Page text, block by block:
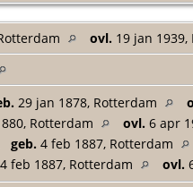
ovl. 19 jan
29 jan 1878, Rotterdam
Rotterdam ovl. 6 apr
geb. 4 feb 1887, Rotterdam
4 feb 1887, Rotterdam ovl.